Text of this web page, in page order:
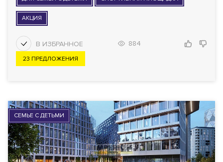
АКЦИЯ
884
23 ПРЕДЛОЖЕНИЯ
СЕМЬЕ С ДЕТЬМИ